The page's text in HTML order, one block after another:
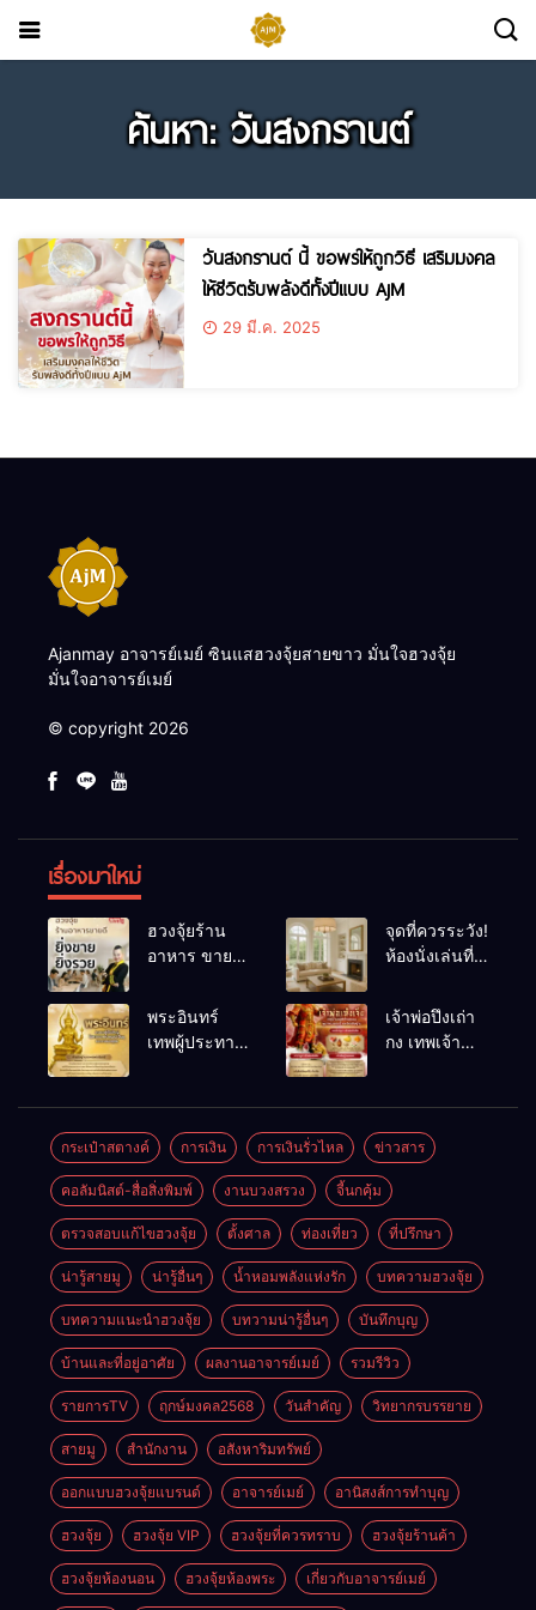
ค้นหา: วันสงกรานต์
วันสงกรานต์ นี้ ขอพรให้ถูกวิธี เสริมมงคล
ให้ชีวิตรับพลังดีทั้งปีแบบ AjM
29 มี.ค. 2025
Ajanmay อาจารย์เมย์ ซินแสฮวงจุ้ยสายขาว มั่นใจฮวงจุ้ย
มั่นใจอาจารย์เมย์
© copyright 2026
เรื่องมาใหม่
ฮวงจุ้ยร้าน
อาหาร ขายดี
เคล็ดลับปรับ
ดวง ปรับร้าน
ให้ลูกค้าแน่น
จุดที่ควรระวัง!
ห้องนั่งเล่นที่
พลังชีวิต
พระอินทร์
เทพผู้ประทาน
เจ้าพ่อปึงเถ่า
กง เทพเจ้า
กระเป๋าสตางค์ การเงิน การเงินรั่วไหล ข่าวสาร
คอลัมนิสต์-สื่อสิ่งพิมพ์ งานบวงสรวง จี้นกคุ้ม
ตรวจสอบแก้ไขฮวงจุ้ย ตั้งศาล ท่องเที่ยว ที่ปรึกษา
น่ารู้สายมู น่ารู้อื่นๆ น้ำหอมพลังแห่งรัก บทความฮวงจุ้ย
บทความแนะนำฮวงจุ้ย บทวามน่ารู้อื่นๆ บันทึกบุญ
บ้านและที่อยู่อาศัย ผลงานอาจารย์เมย์ รวมรีวิว
รายการTV ฤกษ์มงคล2568 วันสำคัญ วิทยากรบรรยาย
สายมู สำนักงาน อสังหาริมทรัพย์
ออกแบบฮวงจุ้ยแบรนด์ อาจารย์เมย์ อานิสงส์การทำบุญ
ฮวงจุ้ย ฮวงจุ้ย VIP ฮวงจุ้ยที่ควรทราบ ฮวงจุ้ยร้านค้า
ฮวงจุ้ยห้องนอน ฮวงจุ้ยห้องพระ เกี่ยวกับอาจารย์เมย์